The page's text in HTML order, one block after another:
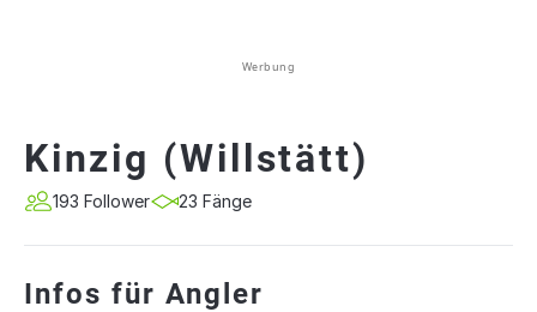
Werbung
Kinzig (Willstätt)
193 Follower 23 Fänge
Infos für Angler